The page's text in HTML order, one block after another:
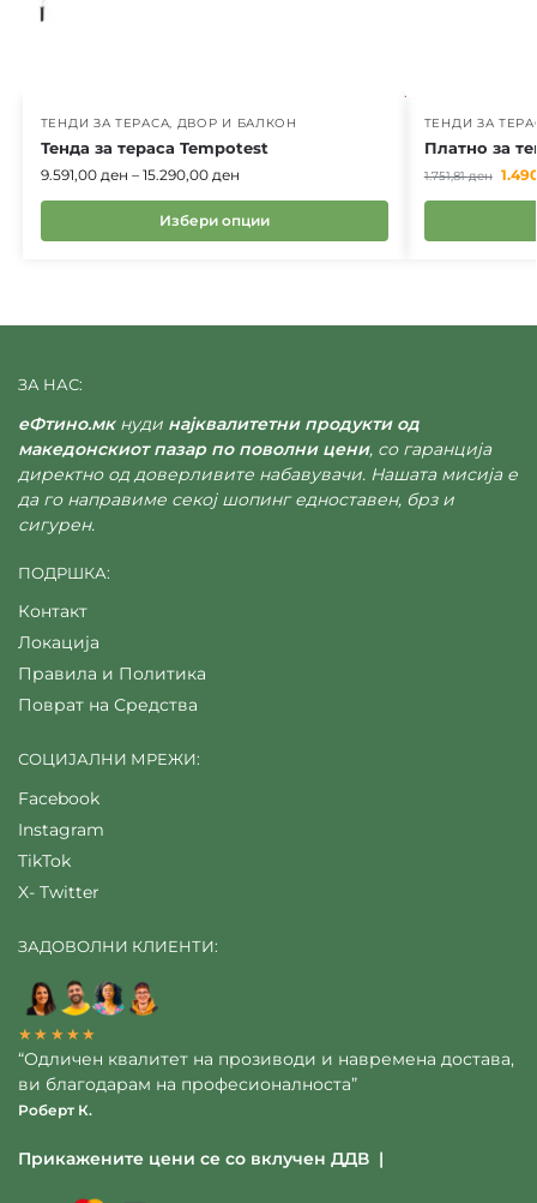
ТЕНДИ ЗА ТЕРАСА, ДВОР И БАЛКОН
Тенда за тераса Tempotest
9.591,00 ден – 15.290,00 ден
Избери опции
ТЕНДИ ЗА
Платно за
1.751,81ден
ЗА НАС:
еФтино.мкнуди најквалитетни продукти од
македонскиот пазар по поволни цени, со гаранција
директно од доверливите набавувачи. Нашата мисија е
да го направиме секој шопинг едноставен, брз и
сигурен.
ПОДРШКА:
Контакт
Локација
Правила и Политика
Поврат на Средства
СОЦИЈАЛНИ МРЕЖИ:
Facebook
Instagram
TikTok
X- Twitter
ЗАДОВОЛНИ КЛИЕНТИ:
★★★★★
“Одличен квалитет на прозиводи и навремена достава,
ви благодарам на професионалноста”
Роберт К.
Прикажените цени се со вклучен ДДВ |